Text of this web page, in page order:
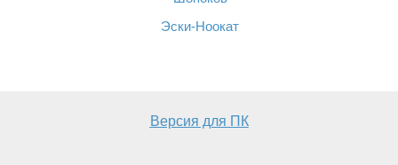
Эски-Ноокат
Версия для ПК